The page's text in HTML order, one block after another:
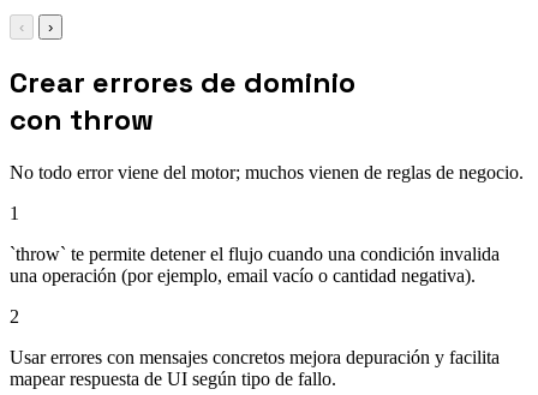
‹ ›
Crear errores de dominio
con throw
No todo error viene del motor; muchos vienen de reglas de negocio.
1
`throw` te permite detener el flujo cuando una condición invalida
una operación (por ejemplo, email vacío o cantidad negativa).
2
Usar errores con mensajes concretos mejora depuración y facilita
mapear respuesta de UI según tipo de fallo.